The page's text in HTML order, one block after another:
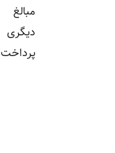
مبالغ بالا،
دیگری برای
پرداخت‌های...